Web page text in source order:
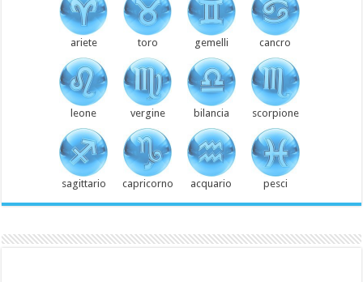
ariete toro gemelli cancro
leone vergine bilancia scorpione
sagittario capricorno acquario pesci